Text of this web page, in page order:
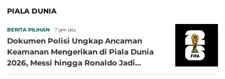
PIALA DUNIA
BERITA PILIHAN 7 jam lalu
Dokumen Polisi Ungkap Ancaman
Keamanan Mengerikan di Piala Dunia
2026, Messi hingga Ronaldo Jadi